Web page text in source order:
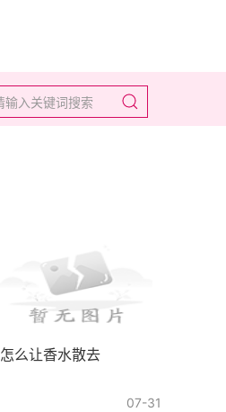
怎么让香水散去
07-31